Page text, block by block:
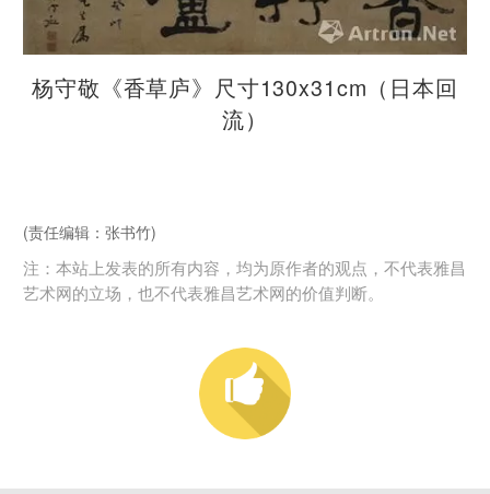
杨守敬《香草庐》尺寸130x31cm（日本回
流）
(责任编辑：张书竹)
注：本站上发表的所有内容，均为原作者的观点，不代表雅昌
艺术网的立场，也不代表雅昌艺术网的价值判断。